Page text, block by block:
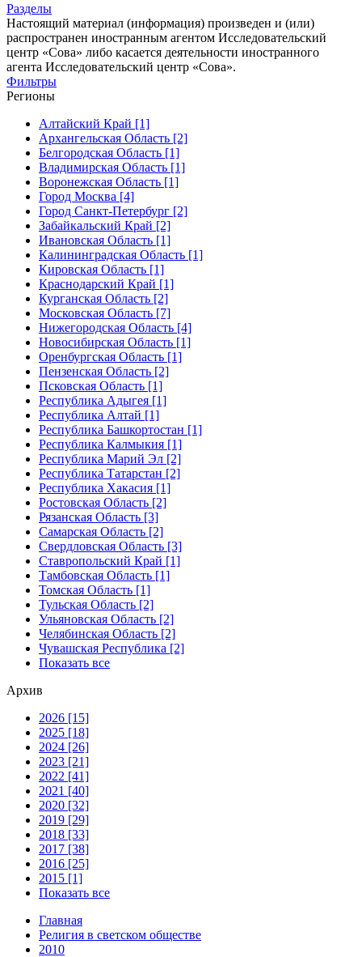
Разделы
Настоящий материал (информация) произведен и (или)
распространен иностранным агентом Исследовательский
центр «Сова» либо касается деятельности иностранного
агента Исследовательский центр «Сова».
Фильтры
Регионы
Алтайский Край [1]
Архангельская Область [2]
Белгородская Область [1]
Владимирская Область [1]
Воронежская Область [1]
Город Москва [4]
Город Санкт-Петербург [2]
Забайкальский Край [2]
Ивановская Область [1]
Калининградская Область [1]
Кировская Область [1]
Краснодарский Край [1]
Курганская Область [2]
Московская Область [7]
Нижегородская Область [4]
Новосибирская Область [1]
Оренбургская Область [1]
Пензенская Область [2]
Псковская Область [1]
Республика Адыгея [1]
Республика Алтай [1]
Республика Башкортостан [1]
Республика Калмыкия [1]
Республика Марий Эл [2]
Республика Татарстан [2]
Республика Хакасия [1]
Ростовская Область [2]
Рязанская Область [3]
Самарская Область [2]
Свердловская Область [3]
Ставропольский Край [1]
Тамбовская Область [1]
Томская Область [1]
Тульская Область [2]
Ульяновская Область [2]
Челябинская Область [2]
Чувашская Республика [2]
Показать все
Архив
2026 [15]
2025 [18]
2024 [26]
2023 [21]
2022 [41]
2021 [40]
2020 [32]
2019 [29]
2018 [33]
2017 [38]
2016 [25]
2015 [1]
Показать все
Главная
Религия в светском обществе
2010